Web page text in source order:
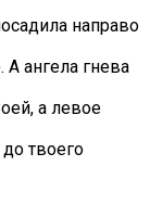
направо
ангела гнева
а левое
твоего